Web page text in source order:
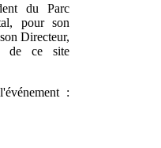
du Parc
pour son
Directeur,
de ce site
: